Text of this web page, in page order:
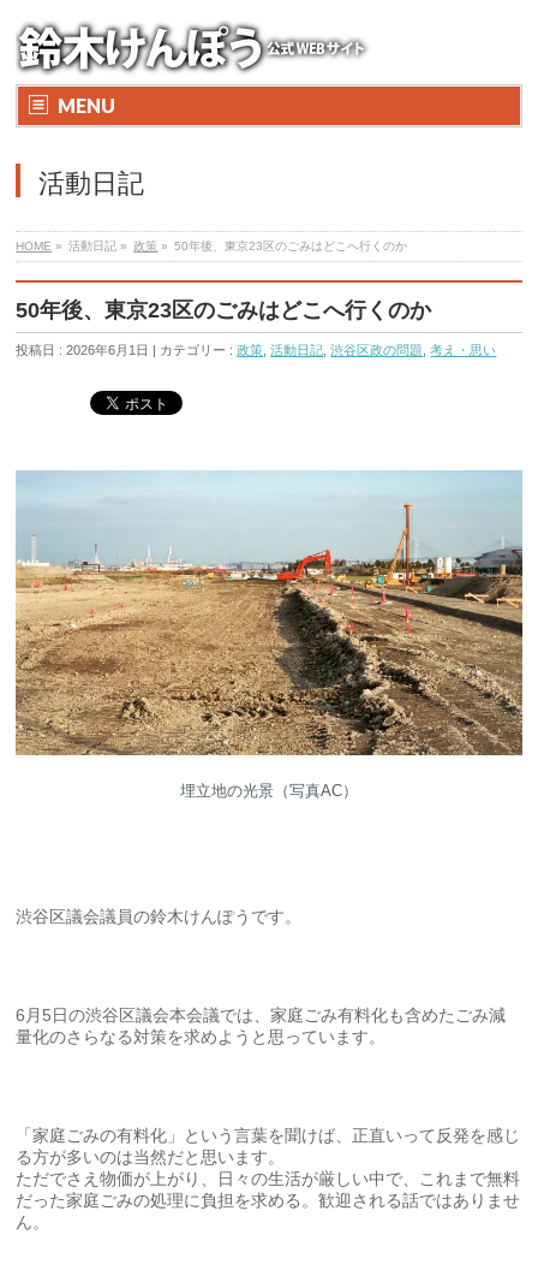
MENU
活動日記
HOME » 活動日記 » 政策 » 50年後、東京23区のごみはどこへ行くのか
50年後、東京23区のごみはどこへ行くのか
投稿日 : 2026年6月1日 | カテゴリー :政策 ,活動日記 ,渋谷区政の問題 ,考え・思い
埋立地の光景（写真AC）
渋谷区議会議員の鈴木けんぽうです。
6月5日の渋谷区議会本会議では、家庭ごみ有料化も含めたごみ減
量化のさらなる対策を求めようと思っています。
「家庭ごみの有料化」という言葉を聞けば、正直いって反発を感じ
る方が多いのは当然だと思います。
ただでさえ物価が上がり、日々の生活が厳しい中で、これまで無料
だった家庭ごみの処理に負担を求める。歓迎される話ではありませ
ん。